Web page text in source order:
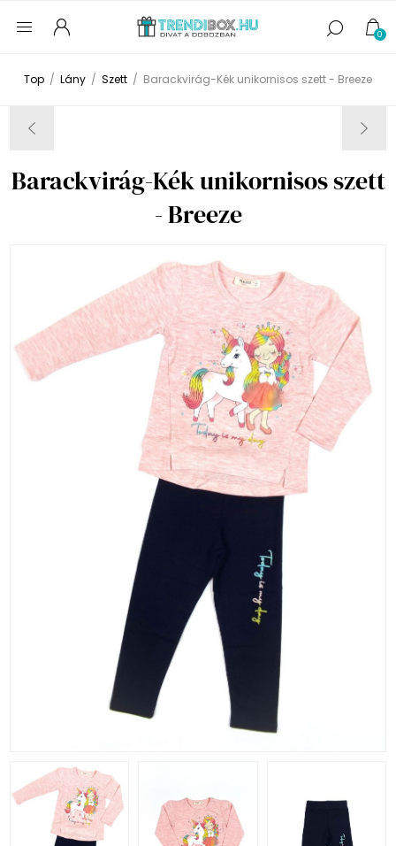
0
Top / Lány / Szett / Barackvirág-Kék unikornisos szett - Breeze
Barackvirág-Kék unikornisos szett
- Breeze